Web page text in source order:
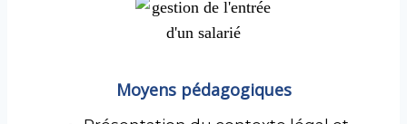
Moyens pédagogiques